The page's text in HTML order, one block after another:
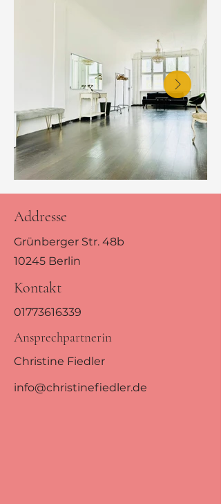
Addresse
Grünberger Str. 48b
10245 Berlin
Kontakt
01773616339
Ansprechpartnerin
Christine Fiedler
info@christinefiedler.de